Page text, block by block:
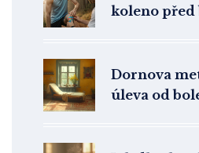
koleno před
Dornova
úleva od